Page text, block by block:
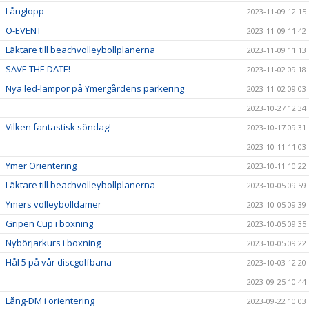
Långlopp 2023-11-09 12:15
O-EVENT 2023-11-09 11:42
Läktare till beachvolleybollplanerna 2023-11-09 11:13
SAVE THE DATE! 2023-11-02 09:18
Nya led-lampor på Ymergårdens parkering
2023-11-02 09:03
2023-10-27 12:34
Vilken fantastisk söndag!
2023-10-17 09:31
2023-10-11 11:03
Ymer Orientering 2023-10-11 10:22
Läktare till beachvolleybollplanerna 2023-10-05 09:59
Ymers volleybolldamer 2023-10-05 09:39
Gripen Cup i boxning 2023-10-05 09:35
Nybörjarkurs i boxning 2023-10-05 09:22
Hål 5 på vår discgolfbana
2023-10-03 12:20
2023-09-25 10:44
Lång-DM i orientering 2023-09-22 10:03